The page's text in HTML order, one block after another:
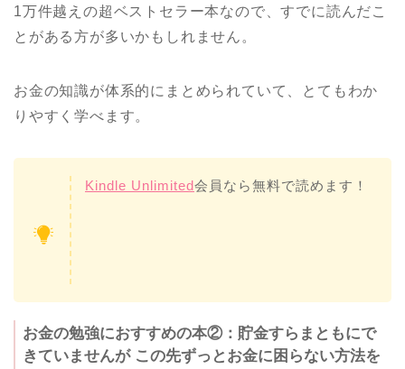
1万件越えの超ベストセラー本なので、すでに読んだこ
とがある方が多いかもしれません。
お金の知識が体系的にまとめられていて、とてもわか
りやすく学べます。
Kindle Unlimited会員なら無料で読めます！
お金の勉強におすすめの本②：貯金すらまともにで
きていませんが この先ずっとお金に困らない方法を